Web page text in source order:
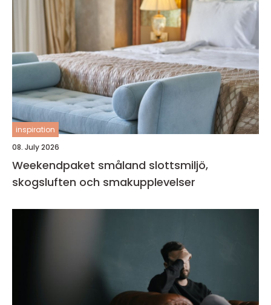
inspiration
08. July 2026
Weekendpaket småland slottsmiljö,
skogsluften och smakupplevelser